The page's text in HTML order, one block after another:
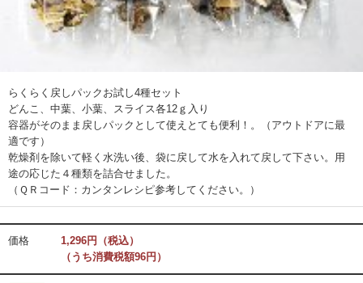
らくらく戻しパックお試し4種セット
どんこ、中葉、小葉、スライス各12ｇ入り
容器がそのまま戻しパックとして使えとても便利！。（アウトドアに最
適です）
乾燥剤を除いて軽く水洗い後、袋に戻して水を入れて戻して下さい。用
途の応じた４種類を詰合せました。
（ＱＲコード：カンタンレシピ参考してください。）
価格
1,296円（税込）
（うち消費税額96円）